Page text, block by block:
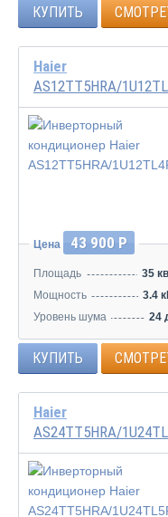
КУПИТЬ
Haier
AS12TT5HRA/
Инвертор
Цена 43 900 Р
Площадь
35
Мощность
3.4
Уровень шума
24
КУПИТЬ
Haier
AS24TT5HRA/
Инвертор